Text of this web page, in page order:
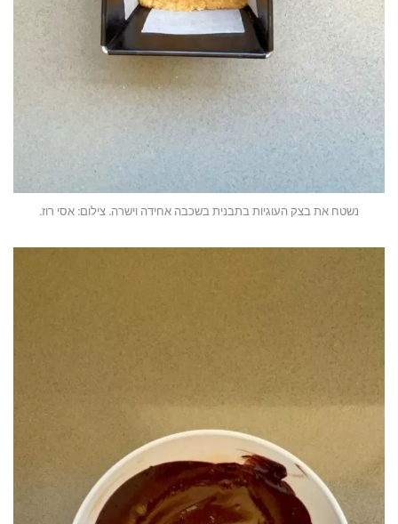
נשטח את בצק העוגיות בתבנית בשכבה אחידה וישרה. צילום: אסי רוז.